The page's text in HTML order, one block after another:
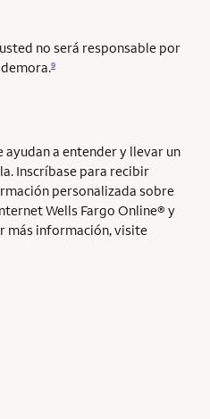
no será responsable por
9
a entender y llevar un
Inscríbase para recibir
personalizada sobre
Wells Fargo Online® y
más información, visite